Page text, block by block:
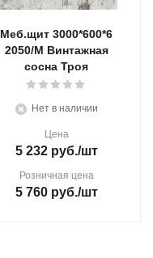
Меб.щит 3000*600*6
2050/М Винтажная
сосна Троя
Нет в наличии
Цена
5 232руб./шт
Розничная цена
5 760руб./шт